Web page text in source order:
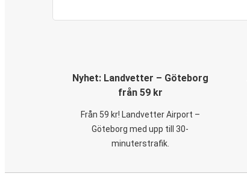
Nyhet: Landvetter – Göteborg
från 59 kr
Från 59 kr! Landvetter Airport –
Göteborg med upp till 30-
minuterstrafik.